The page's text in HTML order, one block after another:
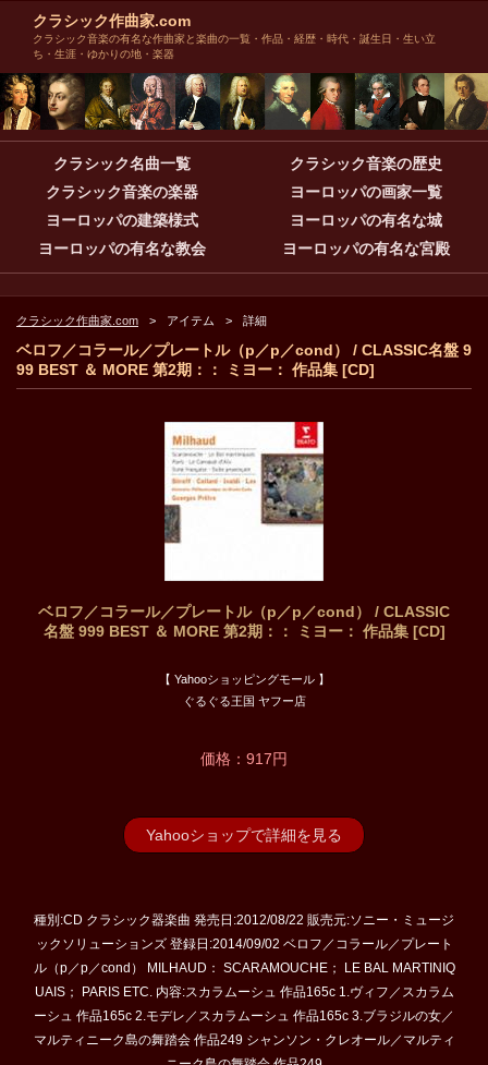
クラシック作曲家.com
クラシック音楽の有名な作曲家と楽曲の一覧・作品・経歴・時代・誕生日・生い立
ち・生涯・ゆかりの地・楽器
クラシック名曲一覧
クラシック音楽の歴史
クラシック音楽の楽器
ヨーロッパの画家一覧
ヨーロッパの建築様式
ヨーロッパの有名な城
ヨーロッパの有名な教会
ヨーロッパの有名な宮殿
クラシック作曲家.com アイテム 詳細
ベロフ／コラール／プレートル（p／p／cond） / CLASSIC名盤 9
99 BEST ＆ MORE 第2期：： ミヨー： 作品集 [CD]
ベロフ／コラール／プレートル（p／p／cond） / CLASSIC
名盤 999 BEST ＆ MORE 第2期：： ミヨー： 作品集 [CD]
【 Yahooショッピングモール 】
ぐるぐる王国 ヤフー店
価格：917円
Yahooショップで詳細を見る
種別:CD クラシック器楽曲 発売日:2012/08/22 販売元:ソニー・ミュージ
ックソリューションズ 登録日:2014/09/02 ベロフ／コラール／プレート
ル（p／p／cond） MILHAUD： SCARAMOUCHE； LE BAL MARTINIQ
UAIS； PARIS ETC. 内容:スカラムーシュ 作品165c 1.ヴィフ／スカラム
ーシュ 作品165c 2.モデレ／スカラムーシュ 作品165c 3.ブラジルの女／
マルティニーク島の舞踏会 作品249 シャンソン・クレオール／マルティ